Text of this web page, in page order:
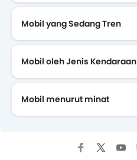
Mobil yang Sedang Tren
Mobil oleh Jenis Kendaraan
Mobil menurut minat